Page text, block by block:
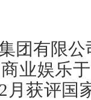
团有限
业娱乐
月获评国